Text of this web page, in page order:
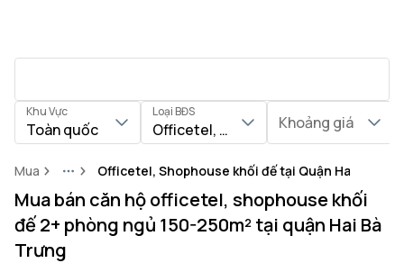
Khu Vực
Toàn quốc
Loại BĐS
Officetel, Shophouse khối đế
Khoảng giá
Mua MoreOfficetel, Shophouse khối đế tại Quận Hai Bà
Mua bán căn hộ officetel, shophouse khối
đế 2+ phòng ngủ 150-250m² tại quận Hai Bà
Trưng